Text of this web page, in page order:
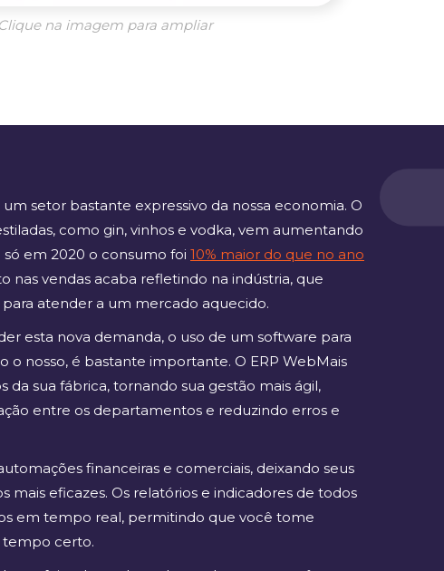
Clique na imagem para ampliar
setor bastante expressivo da nossa economia. O
como gin, vinhos e vodka, vem aumentando
só em 2020 o consumo foi 10% maior do que no ano
nas vendas acaba refletindo na indústria, que
atender a um mercado aquecido.
esta nova demanda, o uso de um software para
o nosso, é bastante importante. O ERP WebMais
da sua fábrica, tornando sua gestão mais ágil,
entre os departamentos e reduzindo erros e
financeiras e comerciais, deixando seus
mais eficazes. Os relatórios e indicadores de todos
em tempo real, permitindo que você tome
tempo certo.